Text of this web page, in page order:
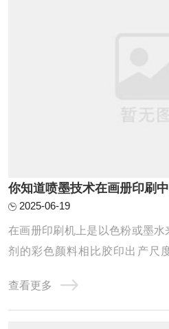
你知道喷墨技术在画册印刷
2025-06-19
在画册印刷机上是以色粉或墨
剂的彩色颜料相比胶印出产尺
秀的色彩治理软件的共同，令其
果，同时可以模拟其它出产效
查看更多